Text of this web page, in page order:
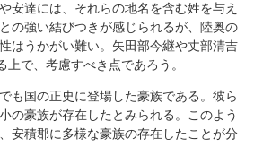
安達には、それらの地名を含む姓を与え
の強い結びつきが感じられるが、陸奥の
はうかがい難い。矢田部今継や丈部清吉
で、考慮すべき点であろう。
も国の正史に登場した豪族である。彼ら
の豪族が存在したとみられる。このよう
安積郡に多様な豪族の存在したことが分